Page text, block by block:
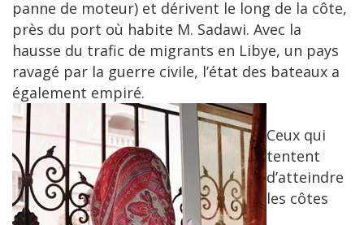
panne de moteur) et dérivent le long de la côte,
près du port où habite M. Sadawi. Avec la
hausse du trafic de migrants en Libye, un pays
ravagé par la guerre civile, l’état des bateaux a
également empiré.
Ceux qui
tentent
d’atteindre
les côtes